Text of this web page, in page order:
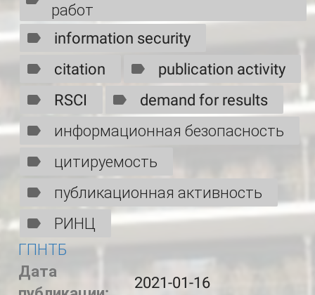
работ
information security
citation
publication activity
RSCI
demand for results
информационная безопасность
цитируемость
публикационная активность
РИНЦ
ГПНТБ
Дата
2021-01-16